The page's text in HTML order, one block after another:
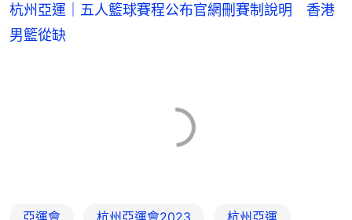
杭州亞運｜五人籃球賽程公布官網刪賽制說明 香港
男籃從缺
亞運會 杭州亞運會2023 杭州亞運